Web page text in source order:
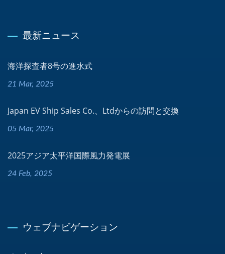
最新ニュース
海洋探査者8号の進水式
21 Mar, 2025
Japan EV Ship Sales Co.、Ltdからの訪問と交換
05 Mar, 2025
2025アジア太平洋国際風力発電展
24 Feb, 2025
ウェブナビゲーション